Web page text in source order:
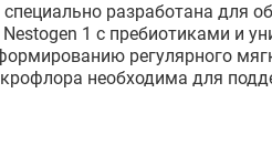
разработана для
1 с пребиотиками и
регулярного
необходима для